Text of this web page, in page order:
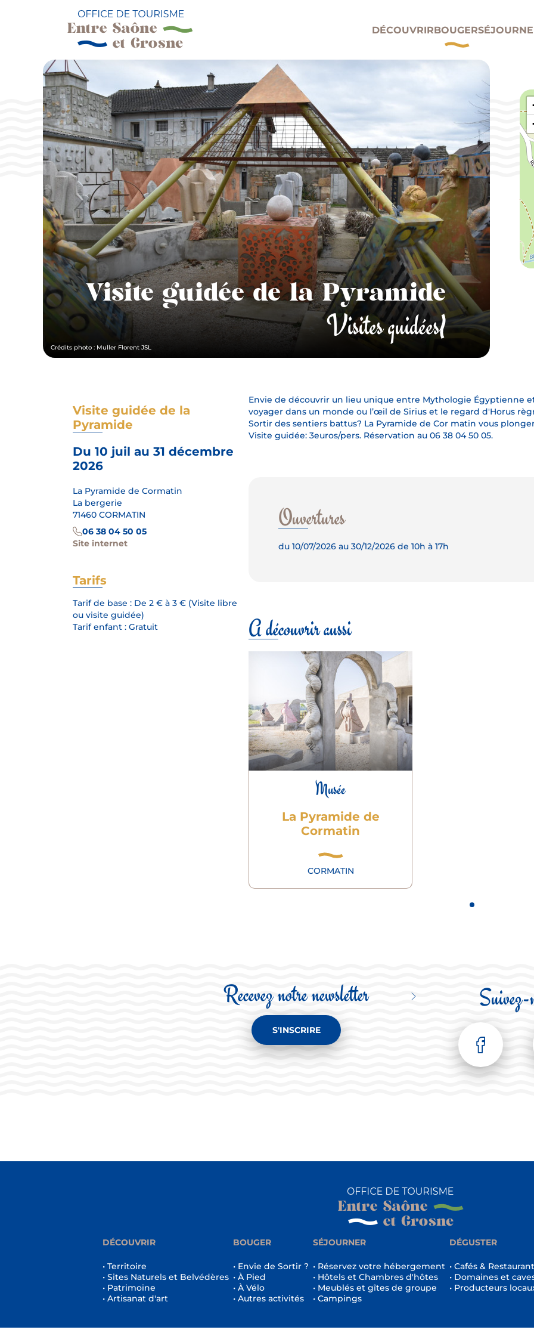
DÉCOUVRIRBOUGER
Crédits photo : Muller Florent JSL
Visite guidée de la Pyramide
Visites guidées
Envie de découvrir un lieu unique entre Mythologie Égyptienne
voyager dans un monde ou l’œil de Sirius et le regard d'Horus
Sortir des sentiers battus? La Pyramide de Cor matin vous
Visite guidée: 3euros/pers. Réservation au 06 38 04 50 05.
Ouvertures
du 10/07/2026 au 30/12/2026 de 10h à 17h
A découvrir aussi
Musée
La Pyramide de
Cormatin
CORMATIN
Visite guidée de la
Pyramide
Du 10 juil au 31 décembre
2026
La Pyramide de Cormatin
La bergerie
71460 CORMATIN
06 38 04 50 05
Site internet
Tarifs
Tarif de base : De 2 € à 3 € (Visite libre
ou visite guidée)
Tarif enfant : Gratuit
Recevez notre newsletter
S'INSCRIRE
Suivez-
DÉCOUVRIR
• Territoire
• Sites Naturels et Belvédères
• Patrimoine
• Artisanat d'art
BOUGER
• Envie de Sortir ?
• À Pied
• À Vélo
• Autres activités
SÉJOURNER
• Réservez votre hébergement
• Hôtels et Chambres d'hôtes
• Meublés et gîtes de groupe
• Campings
DÉGUSTER
• Cafés &
• Domaines et
• Producteurs